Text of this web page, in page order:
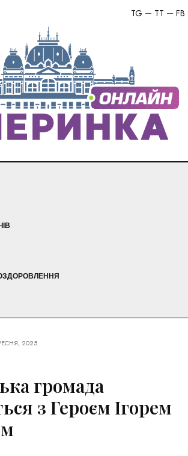
FB
TT
TG
2025
громада
з Героєм Ігорем